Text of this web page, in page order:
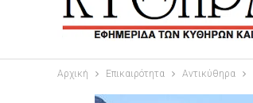
Αρχική Επικαιρότητα Αντικύθηρα